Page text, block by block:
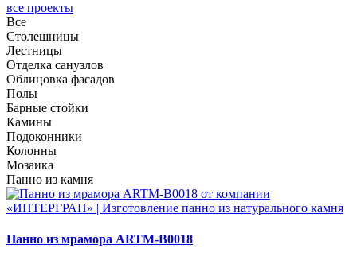
все проекты
Все
Столешницы
Лестницы
Отделка санузлов
Облицовка фасадов
Полы
Барные стойки
Камины
Подоконники
Колонны
Мозаика
Панно из камня
Панно из мрамора ARTM-B0018